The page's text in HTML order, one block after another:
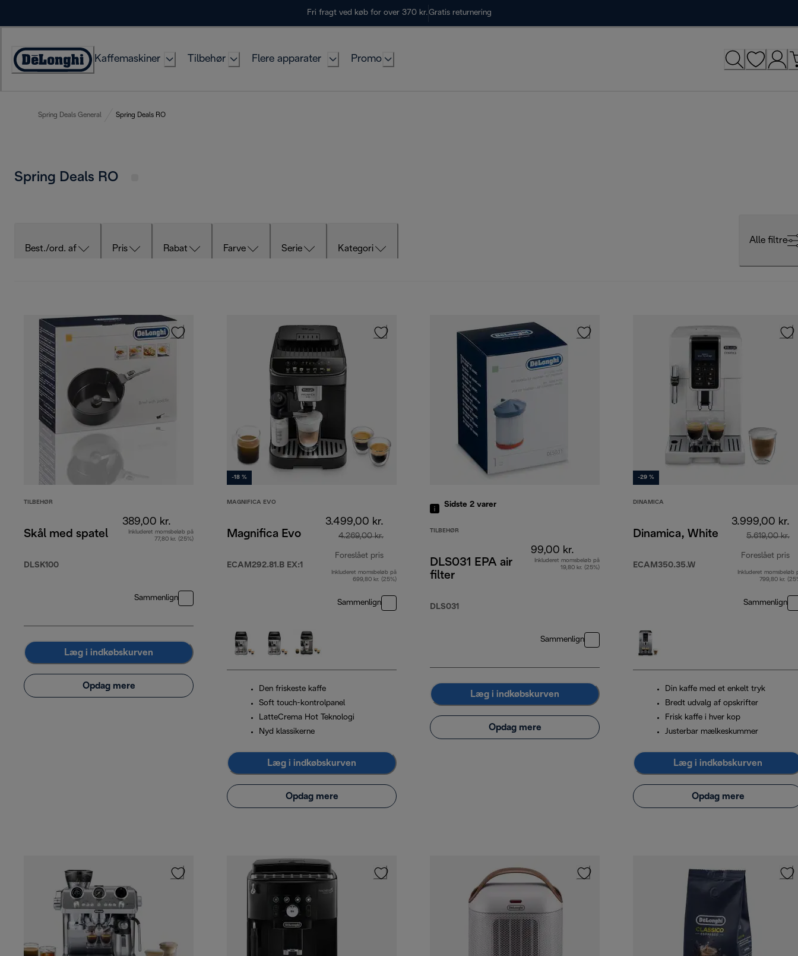
Fri fragt ved køb for over 370 kr.Gratis returnering
Accessibility
Kaffemaskiner Tilbehør Flere apparater Promo
Spring Deals General Spring Deals RO
Spring Deals RO
Best./ord. af Pris Rabat Farve Serie Kategori
Alle filtre
TILBEHØR
Skål med spatel
DLSK100
389,00 kr.
Inkluderet momsbeløb på
77,80 kr. (25%)
Sammenlign
Læg i indkøbskurven
Opdag mere
-18 %
MAGNIFICA EVO
Magnifica Evo
ECAM292.81.B EX:1
3.499,00 kr.
4.269,00 kr.
Foreslået pris
oprindelig pris 4.269,00 kr.
Inkluderet momsbeløb på
699,80 kr. (25%)
Sammenlign
Den friskeste kaffe
Soft touch-kontrolpanel
LatteCrema Hot Teknologi
Nyd klassikerne
Læg i indkøbskurven
Opdag mere
Sidste 2 varer
TILBEHØR
DLS031 EPA air
filter
DLS031
99,00 kr.
Inkluderet momsbeløb på
19,80 kr. (25%)
Sammenlign
Læg i indkøbskurven
Opdag mere
-29 %
DINAMICA
Dinamica, White
ECAM350.35.W
3.999,00 kr.
5.619,00 kr.
Foreslået pris
Inkluderet momsbeløb
799,80 kr.
Sammenlign
Din kaffe med et enkelt tryk
Bredt udvalg af opskrifter
Frisk kaffe i hver kop
Justerbar mælkeskummer
Læg i indkøbskurven
Opdag mere